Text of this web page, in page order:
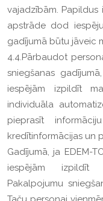
vajadzībām. Papildus
apstrāde dod
gadījumā būtu jāveic
4.4.Pārbaudot
sniegšanas
iespējām izpildīt
individuāla
pieprasīt
kredītinformācijas un
Gadījumā, ja EDEM-
iespējām izpildīt
Pakalpojumu